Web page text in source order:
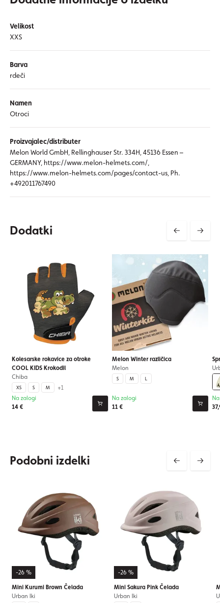
Velikost
XXS
Barva
rdeči
Namen
Otroci
Proizvajalec/distributer
Melon World GmbH, Rellinghauser Str. 334H, 45136 Essen –
GERMANY, https://www.melon-helmets.com/,
https://www.melon-helmets.com/pages/contact-us, Ph.
+492011767490
Dodatki
Kolesarske rokavice za otroke
COOL KIDS Krokodil
Chiba
XS S M +1
14 €
Na zalogi
Melon Winter različica
Melon
S M L
11 €
Na zalogi
Podobni izdelki
-26 %
Mini Kurumi Brown Čelada
Urban Iki
-26 %
Mini Sakura Pink Čelada
Urban Iki